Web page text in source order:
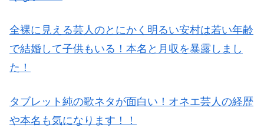
全裸に見える芸人のとにかく明るい安村は若い年齢
で結婚して子供もいる！本名と月収を暴露しまし
た！
タブレット純の歌ネタが面白い！オネエ芸人の経歴
や本名も気になります！！